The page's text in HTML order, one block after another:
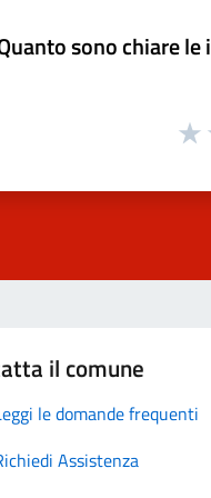
sono chiare
il comune
le domande frequenti
Assistenza